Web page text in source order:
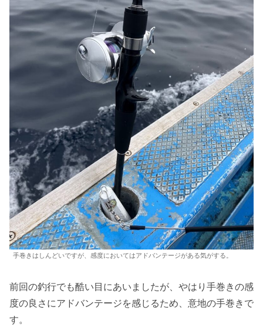
手巻きはしんどいですが、感度においてはアドバンテージがある気がする。
前回の釣行でも酷い目にあいましたが、やはり手巻きの感
度の良さにアドバンテージを感じるため、意地の手巻きで
す。